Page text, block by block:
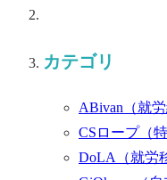
カテゴリ
ABivan （就
CSロープ （
DoLA （就労